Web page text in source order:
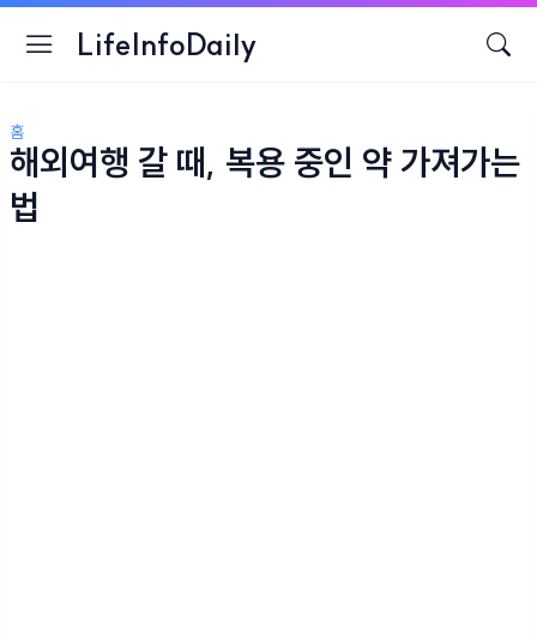
LifeInfoDaily
홈
해외여행 갈 때, 복용 중인 약 가져가는
법